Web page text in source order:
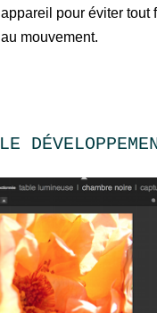
appareil pour éviter tout
au mouvement.
LE